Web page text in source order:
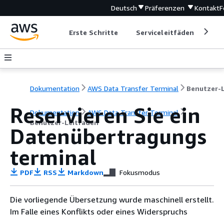
Deutsch Präferenzen Kontakt
Erste Schritte Serviceleitfäden
Dokumentation AWS Data Transfer Terminal
Dokumentation
AWS Data Transfer Terminal
Benutzer-Leitfaden
Reservieren Sie ein
Datenübertragungs
terminal
PDF RSS Markdown Fokusmodus
Die vorliegende Übersetzung wurde maschinell erstellt.
Im Falle eines Konflikts oder eines Widerspruchs